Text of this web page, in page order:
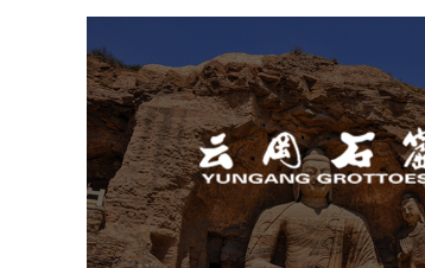
云冈石窟
旅游休闲 景区网站建设 品牌官网
景区